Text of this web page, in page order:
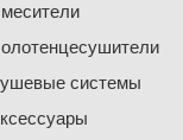
системы